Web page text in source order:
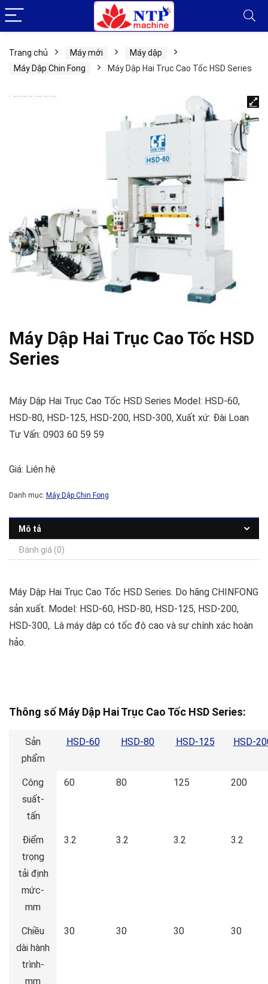
Trang chủ Máy mới
Máy dập
Máy Dập Chin Fong
Máy Dập Hai Trục Cao Tốc HSD Series
Máy Dập Hai Trục Cao Tốc HSD
Series
Máy Dập Hai Trục Cao Tốc HSD Series Model: HSD-60,
HSD-80, HSD-125, HSD-200, HSD-300, Xuất xứ: Đài Loan
Tư Vấn: 0903 60 59 59
Giá: Liên hệ
Danh mục: Máy Dập Chin Fong
Mô tả
Đánh giá (0)
Máy Dập Hai Trục Cao Tốc HSD Series. Do hãng CHINFONG
sản xuất. Model: HSD-60, HSD-80, HSD-125, HSD-200,
HSD-300,. Là máy dập có tốc độ cao và sự chính xác hoàn
hảo.
Thông số Máy Dập Hai Trục Cao Tốc HSD Series:
Sản
phẩm
HSD-60 HSD-80 HSD-125 HSD-
Công
suất-
tấn
60 80 125 200
Điểm
trọng
tải định
mức-
mm
3.2 3.2 3.2 3.2
Chiều
dài hành
trình-
mm
30 30 30 30